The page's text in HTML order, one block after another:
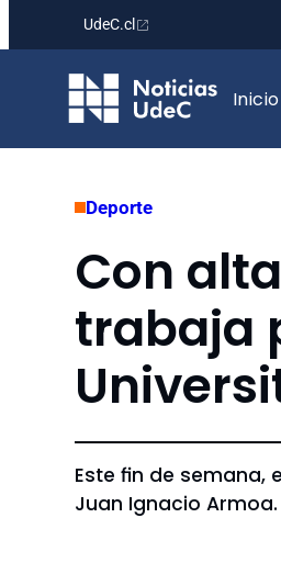
contenido
UdeC.cl
Inicio
Deporte
Con
trabaja
Este fin de
Juan Ignacio